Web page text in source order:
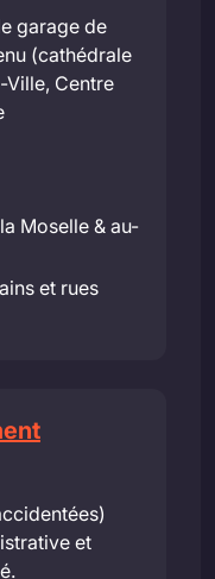
garage de
(cathédrale
Ville, Centre
Moselle & au-
et rues
et